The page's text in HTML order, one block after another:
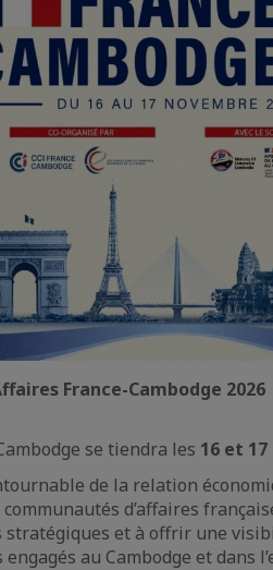
France-Cambodge 2026
se tiendra les 16 et
de la relation
d’affaires
stratégiques et à offrir une
au Cambodge et dans